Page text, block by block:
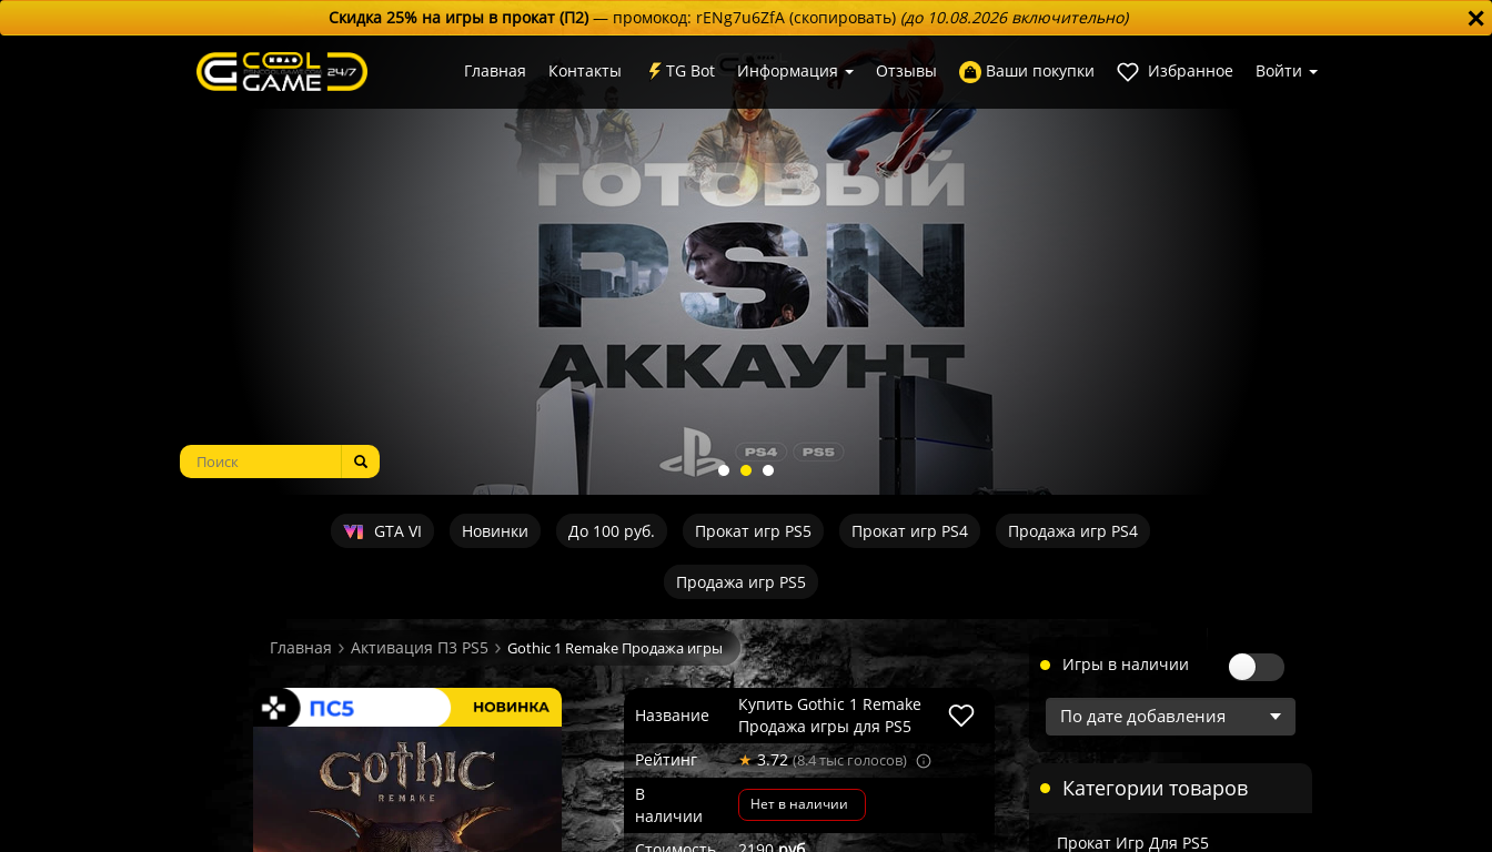
✕
Скидка 25% на игры в прокат (П2)— промокод: rENg7u6ZfA (скопировать) (до 10.08.2026 включительно)
Главная Контакты TG Bot Информация Отзывы Ваши покупки Избранное Войти
GTA VI Новинки До 100 руб. Прокат игр PS5 Прокат игр PS4 Продажа игр PS4
Продажа игр PS5
Главная Активация П3 PS5 Gothic 1 Remake Продажа игры
Название
Купить Gothic 1 Remake
Продажа игры для PS5
Рейтинг
★3.72(8.4 тыс голосов)
В
наличии
Нет в наличии
Игры в наличии
Категории товаров
Прокат Игр Для PS5